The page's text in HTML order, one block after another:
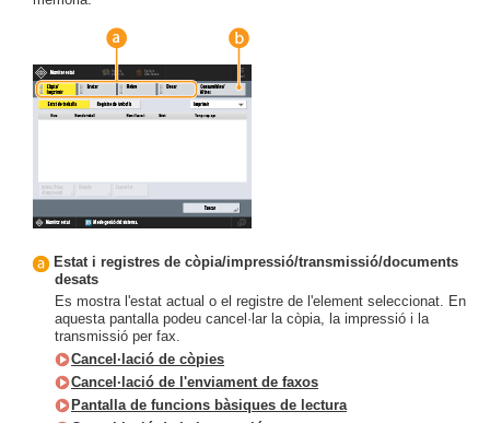
Estat i registres de còpia/impressió/transmissió/documents
desats
Es mostra l'estat actual o el registre de l'element seleccionat. En
aquesta pantalla podeu cancel·lar la còpia, la impressió i la
transmissió per fax.
Cancel·lació de còpies
Cancel·lació de l'enviament de faxos
Pantalla de funcions bàsiques de lectura